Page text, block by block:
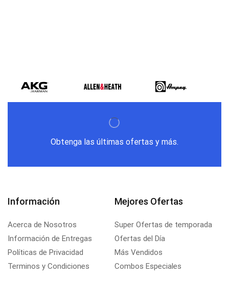
Obtenga las últimas ofertas y más.
Información
Acerca de Nosotros
Información de Entregas
Políticas de Privacidad
Terminos y Condiciones
Mejores Ofertas
Super Ofertas de temporada
Ofertas del Día
Más Vendidos
Combos Especiales